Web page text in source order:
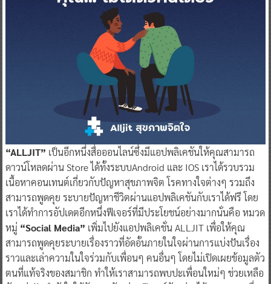
“ALLJIT” เป็นอีกหนึ่งสื่อออนไลน์ซึ่งมีแอปพลิเคชันให้คุณสามารถ
ดาวน์โหลดผ่าน Store ได้ทั้งระบบAndroid และ IOS เราได้รวบรวม
เนื้อหาคอนเทนต์เกี่ยวกับปัญหาสุขภาพจิต โรคทางใจต่างๆ รวมถึง
สามารถพูดคุย ระบายปัญหาชีวิตผ่านแอปพลิเคชันกับเราได้ฟรี โดย
เราได้ทำการอัปเดตอีกหนึ่งฟีเจอร์ที่มีประโยชน์อย่างมากนั่นคือ หมวด
หมู่ “Social Media” เพิ่มไปยังแอปพลิเคชั่น ALLJIT เพื่อให้คุณ
สามารถพูดคุยระบายเรื่องราวที่อัดอั้นภายในใจผ่านการแบ่งปันเรื่อง
ราวและเล่าความในใจร่วมกับเพื่อนๆ คนอื่นๆ โดยไม่เปิดเผยข้อมูลตัว
ตนที่แท้จริงของสมาชิก ทำให้เราสามารถพบปะเพื่อนใหม่ๆ ช่วยเหลือ